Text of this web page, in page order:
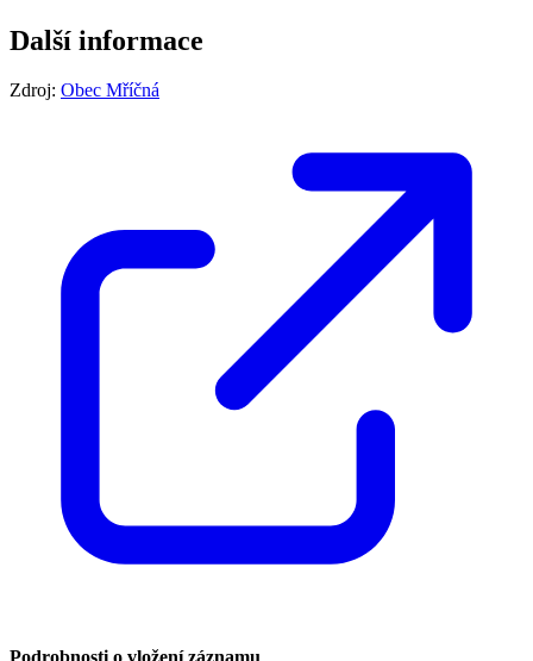
Další informace
Zdroj: Obec Mříčná
Podrobnosti o vložení záznamu